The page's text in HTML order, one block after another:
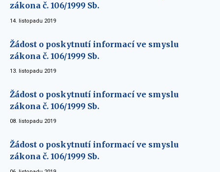
zákona č. 106/1999 Sb.
14. listopadu 2019
Žádost o poskytnutí informací ve smyslu
zákona č. 106/1999 Sb.
13. listopadu 2019
Žádost o poskytnutí informací ve smyslu
zákona č. 106/1999 Sb.
08. listopadu 2019
Žádost o poskytnutí informací ve smyslu
zákona č. 106/1999 Sb.